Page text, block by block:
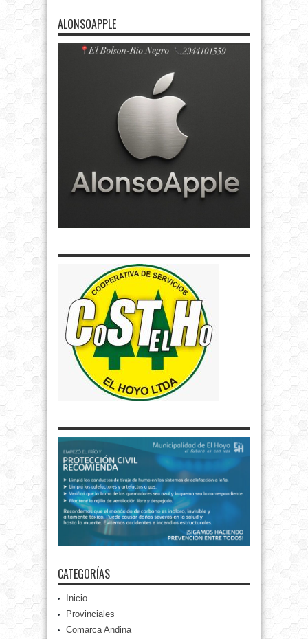
ALONSOAPPLE
CATEGORÍAS
Inicio
Provinciales
Comarca Andina